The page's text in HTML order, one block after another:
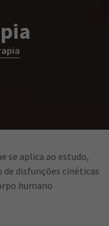
se aplica ao estudo,
disfunções cinéticas
humano